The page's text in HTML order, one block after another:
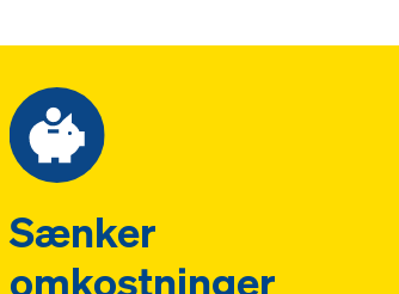
Sænker
omkostninger